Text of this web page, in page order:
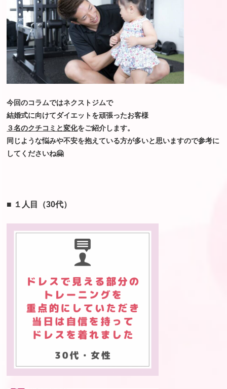
今回のコラムではネクストジムで
結婚式に向けてダイエットを頑張ったお客様
３名のクチコミと変化をご紹介します。
同じような悩みや不安を抱えている方が多いと思いますので参考に
してくださいね🤗
■ １人目（30代）